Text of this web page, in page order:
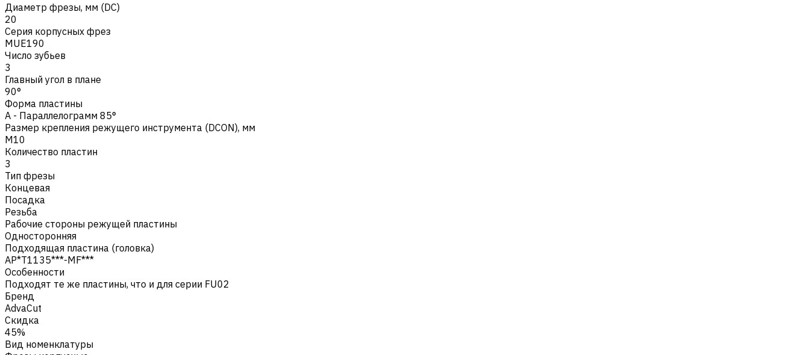
Диаметр фрезы, мм (DC)
20
Серия корпусных фрез
MUE190
Число зубьев
3
Главный угол в плане
90°
Форма пластины
A - Параллелограмм 85°
Размер крепления режущего инструмента (DCON), мм
M10
Количество пластин
3
Тип фрезы
Концевая
Посадка
Резьба
Рабочие стороны режущей пластины
Односторонняя
Подходящая пластина (головка)
AP*T1135***-MF***
Особенности
Подходят те же пластины, что и для серии FU02
Бренд
AdvaCut
Скидка
45%
Вид номенклатуры